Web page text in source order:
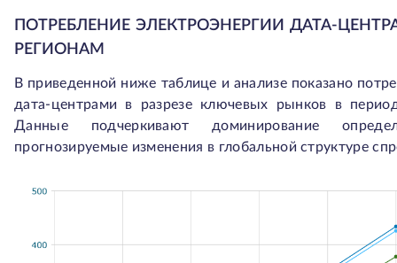
ПОТРЕБЛЕНИЕ ЭЛЕКТРОЭНЕРГИИ ДАТА-
РЕГИОНАМ
В приведенной ниже таблице и анализе показано
дата-центрами в разрезе ключевых рынков в
Данные подчеркивают доминирование
прогнозируемые изменения в глобальной структуре